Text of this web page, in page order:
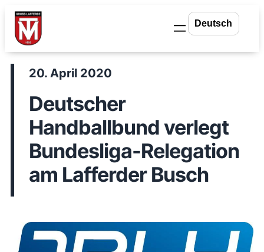
Zum
Inhalt
springen
20. April 2020
Deutscher
Handballbund verlegt
Bundesliga-Relegation
am Lafferder Busch